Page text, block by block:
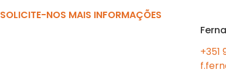
SOLICITE-NOS MAIS INFORMAÇÕES
+351